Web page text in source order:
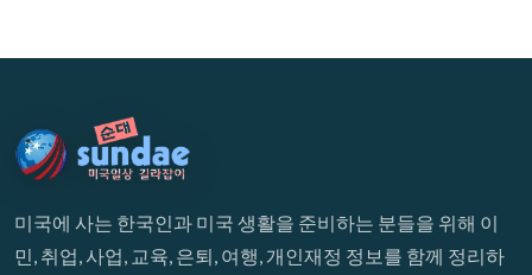
미국에 사는 한국인과 미국 생활을 준비하는 분들을 위해 이
민, 취업, 사업, 교육, 은퇴, 여행, 개인재정 정보를 함께 정리하